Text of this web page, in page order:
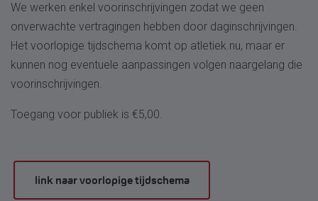
We werken enkel voorinschrijvingen zodat we geen
onverwachte vertragingen hebben door daginschrijvingen.
Het voorlopige tijdschema komt op atletiek.nu, maar er
kunnen nog eventuele aanpassingen volgen naargelang die
voorinschrijvingen.
Toegang voor publiek is €5,00.
link naar voorlopige tijdschema